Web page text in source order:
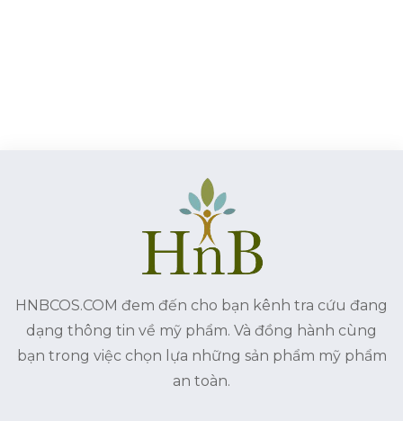
HNBCOS.COM đem đến cho bạn kênh tra cứu đang
dạng thông tin về mỹ phẩm. Và đồng hành cùng
bạn trong việc chọn lựa những sản phẩm mỹ phẩm
an toàn.